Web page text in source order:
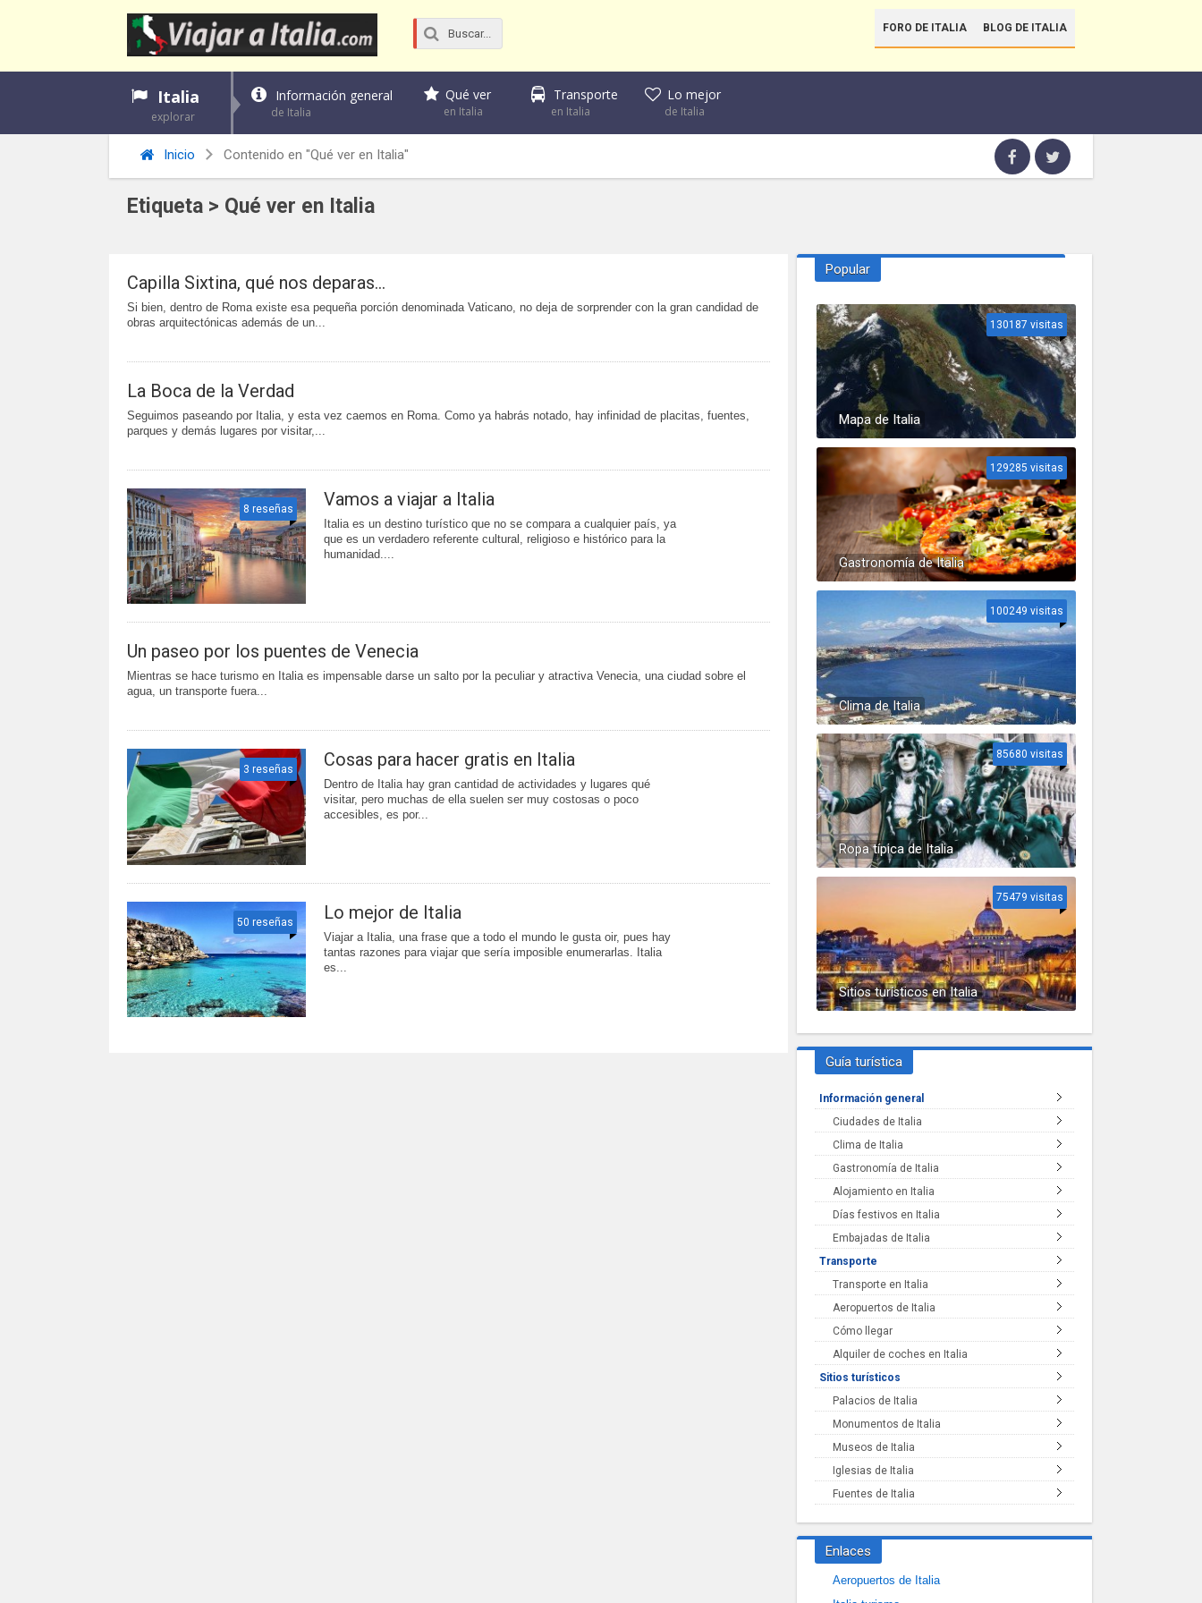
FORO DE ITALIA BLOG DE ITALIA
Italia
explorar
Información general
de Italia
Qué ver
en Italia
Transporte
en Italia
Lo mejor
de Italia
Inicio Contenido en "Qué ver en Italia"
Etiqueta > Qué ver en Italia
Capilla Sixtina, qué nos deparas…
Si bien, dentro de Roma existe esa pequeña porción denominada Vaticano, no deja de sorprender con la gran candidad de
obras arquitectónicas además de un...
La Boca de la Verdad
Seguimos paseando por Italia, y esta vez caemos en Roma. Como ya habrás notado, hay infinidad de placitas, fuentes,
parques y demás lugares por visitar,...
8 reseñas Vamos a viajar a Italia
Italia es un destino turístico que no se compara a cualquier país, ya
que es un verdadero referente cultural, religioso e histórico para la
humanidad....
Un paseo por los puentes de Venecia
Mientras se hace turismo en Italia es impensable darse un salto por la peculiar y atractiva Venecia, una ciudad sobre el
agua, un transporte fuera...
3 reseñas Cosas para hacer gratis en Italia
Dentro de Italia hay gran cantidad de actividades y lugares qué
visitar, pero muchas de ella suelen ser muy costosas o poco
accesibles, es por...
50 reseñas Lo mejor de Italia
Viajar a Italia, una frase que a todo el mundo le gusta oir, pues hay
tantas razones para viajar que sería imposible enumerarlas. Italia
es...
Popular
Mapa de Italia
130187 visitas
Gastronomía de Italia
129285 visitas
Clima de Italia
100249 visitas
Ropa típica de Italia
85680 visitas
Sitios turísticos en Italia
75479 visitas
Guía turística
Información general
Ciudades de Italia
Clima de Italia
Gastronomía de Italia
Alojamiento en Italia
Días festivos en Italia
Embajadas de Italia
Transporte
Transporte en Italia
Aeropuertos de Italia
Cómo llegar
Alquiler de coches en Italia
Sitios turísticos
Palacios de Italia
Monumentos de Italia
Museos de Italia
Iglesias de Italia
Fuentes de Italia
Enlaces
Aeropuertos de Italia